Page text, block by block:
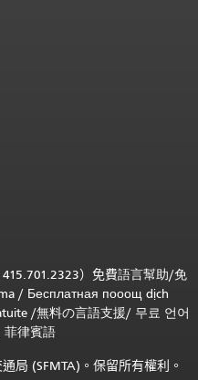
）免費語言幫助/免
/ Бесплатная пооощ dịch
/無料の言語支援/ 무료 언어
菲律賓語
局 (SFMTA)。保留所有權利。